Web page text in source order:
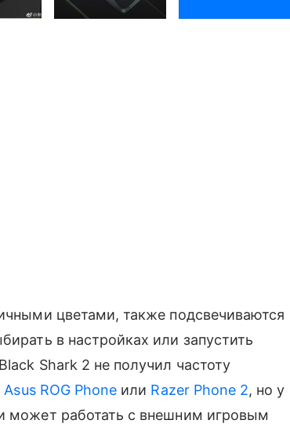
цветами, также подсвечиваются
в настройках или запустить
Shark 2 не получил частоту
Asus ROG Phone или Razer Phone 2, но у
может работать с внешним игровым